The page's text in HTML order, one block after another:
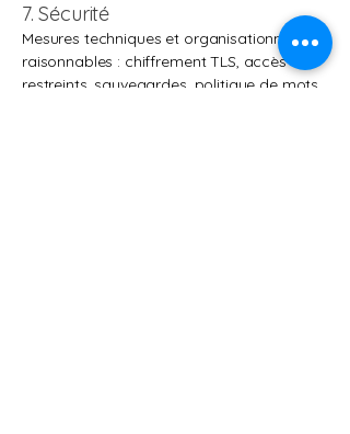
7. Sécurité
Mesures techniques et organisationnelles
raisonnables : chiffrement TLS, accès
restreints, sauvegardes, politique de mots